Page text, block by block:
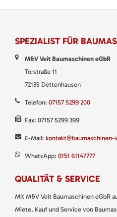
SPEZIALIST FÜR
M&V Veit Baumaschinen eGbR
Torstraße 11
72135 Dettenhausen
Telefon: 07157 5299 200
Fax: 07157 5299 399
E-Mail: kontakt@baumaschinen-
WhatsApp: 0151 61147777
QUALITÄT & SERVICE
Mit M&V Veit Baumaschinen eGbR
Miete, Kauf und Service von